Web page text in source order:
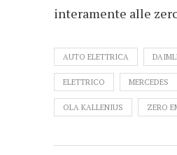
interamente alle
AUTO ELETTRICA
ELETTRICO MERCEDES
OLA KALLENIUS ZERO